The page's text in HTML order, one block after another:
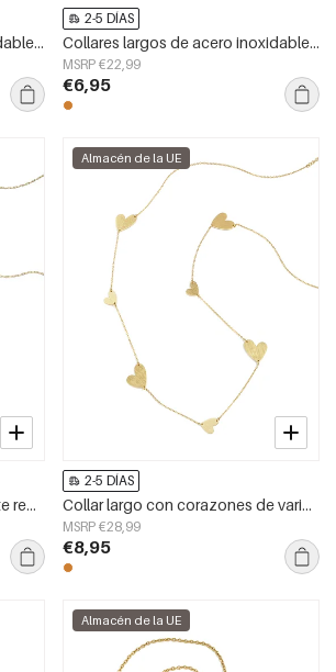
Collares largos de acero inoxidable con forma geométrica, sencillos, de la serie Daily Simple, joyería para mujer.
2-5 DÍAS
Collares largos de acero inoxidable con cara sonriente, estilo casual y sencillo para uso diario. Joyería para mujer.
MSRP €22,99
€6,95
Collares largos con un colgante redondo de textura rugosa.
Almacén de la UE
2-5 DÍAS
Collar largo con corazones de varios tamaños.
MSRP €28,99
€8,95
Almacén de la UE